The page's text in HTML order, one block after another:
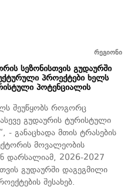
რეგიონი
სეზონისთვის გუდაურში
პროექტები ხელს
პოტენციალის
შეუწყობს როგორც
გუდაურის ტურისტული
- განაცხადა მთის ტრასების
მოვალეობის
დარსალიამ, 2026-2027
გუდაურში დაგეგმილი
შესახებ.